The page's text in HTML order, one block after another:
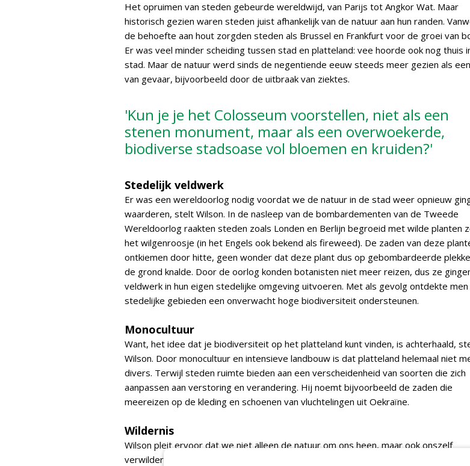
Het opruimen van steden gebeurde wereldwijd, van Parijs tot Angkor Wat. Maar
historisch gezien waren steden juist afhankelijk van de natuur aan hun randen.
de behoefte aan hout zorgden steden als Brussel en Frankfurt voor de groei van
Er was veel minder scheiding tussen stad en platteland: vee hoorde ook nog thuis
stad. Maar de natuur werd sinds de negentiende eeuw steeds meer gezien als
van gevaar, bijvoorbeeld door de uitbraak van ziektes.
'Kun je je het Colosseum voorstellen, niet als een
stenen monument, maar als een overwoekerde,
biodiverse stadsoase vol bloemen en kruiden?'
Stedelijk veldwerk
Er was een wereldoorlog nodig voordat we de natuur in de stad weer opnieuw
waarderen, stelt Wilson. In de nasleep van de bombardementen van de Tweede
Wereldoorlog raakten steden zoals Londen en Berlijn begroeid met wilde planten
het wilgenroosje (in het Engels ook bekend als fireweed). De zaden van deze
ontkiemen door hitte, geen wonder dat deze plant dus op gebombardeerde
de grond knalde. Door de oorlog konden botanisten niet meer reizen, dus ze
veldwerk in hun eigen stedelijke omgeving uitvoeren. Met als gevolg ontdekte
stedelijke gebieden een onverwacht hoge biodiversiteit ondersteunen.
Monocultuur
Want, het idee dat je biodiversiteit op het platteland kunt vinden, is achterhaald,
Wilson. Door monocultuur en intensieve landbouw is dat platteland helemaal niet
divers. Terwijl steden ruimte bieden aan een verscheidenheid van soorten die zich
aanpassen aan verstoring en verandering. Hij noemt bijvoorbeeld de zaden die
meereizen op de kleding en schoenen van vluchtelingen uit Oekraïne.
Wildernis
Wilson pleit ervoor dat we niet alleen de natuur om ons heen, maar ook onszelf
verwilderen. Hij noemt een voorbeeld uit het Verenigd Koninkrijk, waar bewoners